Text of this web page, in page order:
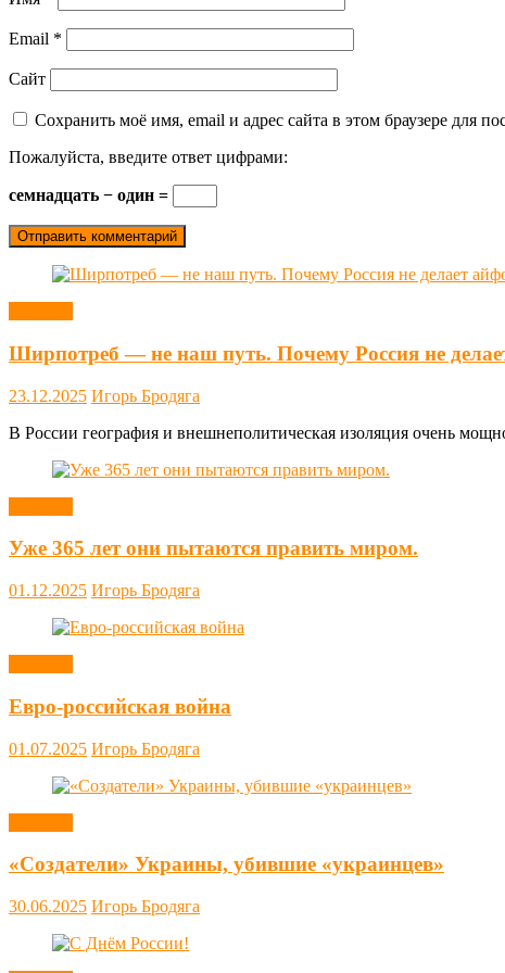
Email *
Сайт
Сохранить моё имя, email и адрес сайта в этом браузере для
Пожалуйста, введите ответ цифрами:
семнадцать − один =
Ширпотреб — не наш путь. Почему Россия не
23.12.2025 Игорь Бродяга
В России география и внешнеполитическая изоляция очень
Уже 365 лет они пытаются править миром.
01.12.2025 Игорь Бродяга
Евро-российская война
01.07.2025 Игорь Бродяга
«Создатели» Украины, убившие «украинцев»
30.06.2025 Игорь Бродяга